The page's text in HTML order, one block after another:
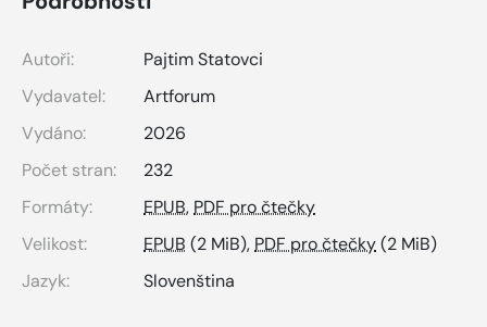
Autoři:
Pajtim Statovci
Vydavatel:
Artforum
Vydáno:
2026
Počet stran:
232
Formáty:
EPUB,PDF pro čtečky
Velikost:
EPUB (2 MiB),PDF pro čtečky(2 MiB)
Jazyk:
Slovenština